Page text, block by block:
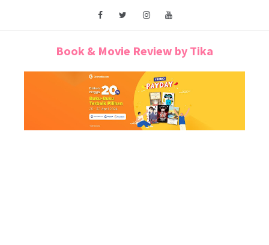
Book & Movie Review by Tika